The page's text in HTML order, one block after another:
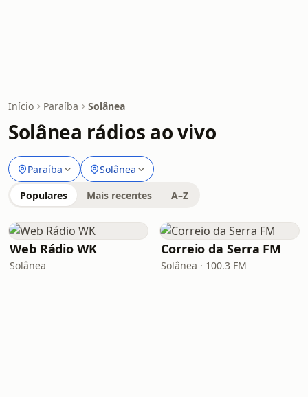
Início Paraíba Solânea
Solânea rádios ao vivo
Paraíba Solânea
Populares Mais recentes A–Z
Web Rádio WK
Solânea
Correio da Serra FM
Solânea · 100.3 FM